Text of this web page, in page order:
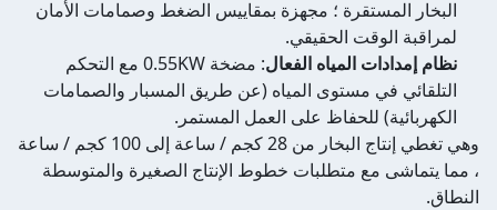
البخار المستقرة ؛ مجهزة بمقاييس الضغط وصمامات الأمان
لمراقبة الوقت الحقيقي.
نظام إمدادات المياه الفعال
: مضخة 0.55KW مع التحكم
التلقائي في مستوى المياه (عن طريق المسبار والصمامات
الكهربائية) للحفاظ على العمل المستمر.
وهي تغطي إنتاج البخار من 28 كجم / ساعة إلى 100 كجم / ساعة
، مما يتماشى مع متطلبات خطوط الإنتاج الصغيرة والمتوسطة
النطاق.